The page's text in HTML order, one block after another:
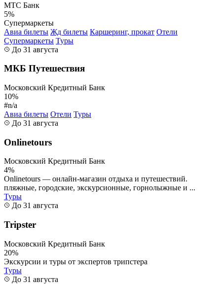
МТС Банк
5%
Супермаркеты
Авиа билеты Жд билеты Каршеринг, прокат Отели
Супермаркеты Туры
До 31 августа
МКБ Путешествия
Московский Кредитный Банк
10%
#n/a
Авиа билеты Отели Туры
До 31 августа
Onlinetours
Московский Кредитный Банк
4%
Onlinetours — онлайн-магазин отдыха и путешествий.
пляжные, городские, экскурсионные, горнолыжные и ...
Туры
До 31 августа
Tripster
Московский Кредитный Банк
20%
Экскурсии и туры от экспертов трипстера
Туры
До 31 августа